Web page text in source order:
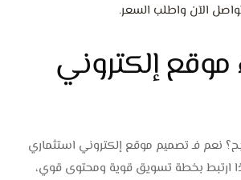
واصل الآن واطلب السعر.
إلكتروني
نعم فـ تصميم موقع إلكتروني استثماري
ارتبط بخطة تسويق قوية ومحتوى قوي،